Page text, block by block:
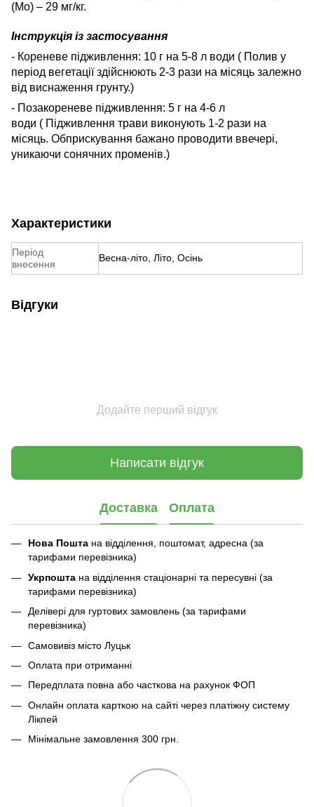
(Мо) – 29 мг/кг.
Інструкція із застосування
- Кореневе підживлення: 10 г на 5-8 л води ( Полив у
період вегетації здійснюють 2-3 рази на місяць залежно
від виснаження грунту.)
- Позакореневе підживлення: 5 г на 4-6 л
води ( Підживлення трави виконують 1-2 рази на
місяць. Обприскування бажано проводити ввечері,
уникаючи сонячних променів.)
Характеристики
Період
внесення
Весна-літо, Літо, Осінь
Відгуки
Додайте перший відгук
Написати відгук
Доставка Оплата
Нова Пошта на відділення, поштомат, адресна (за
тарифами перевізника)
Укрпошта на відділення стаціонарні та пересувні (за
тарифами перевізника)
Делівері для гуртових замовлень (за тарифами
перевізника)
Самовивіз місто Луцьк
Оплата при отриманні
Передплата повна або часткова на рахунок ФОП
Онлайн оплата карткою на сайті через платіжну систему
Лікпей
Мінімальне замовлення 300 грн.